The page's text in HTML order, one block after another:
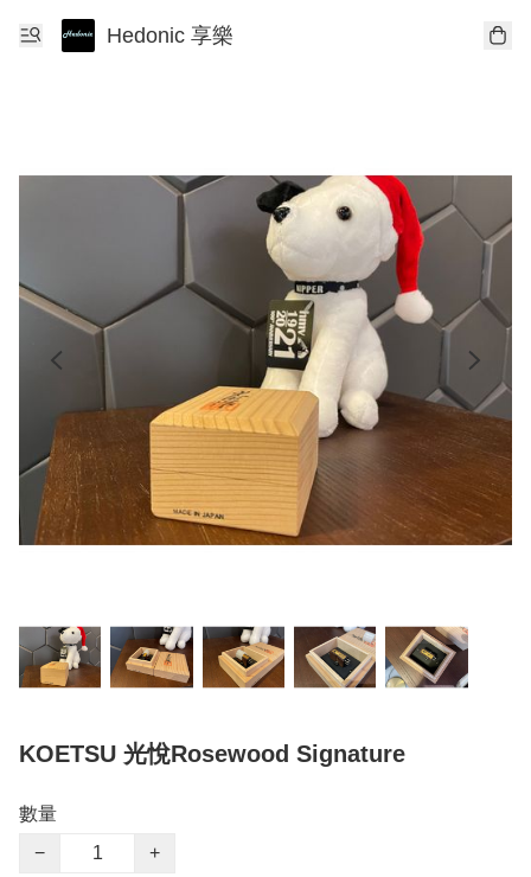
Hedonic 享樂
KOETSU 光悅Rosewood Signature
數量
−
+